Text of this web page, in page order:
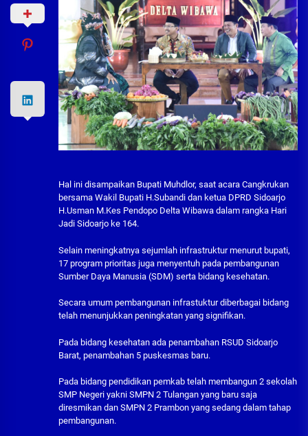
Hal ini disampaikan Bupati Muhdlor, saat acara Cangkrukan
bersama Wakil Bupati H.Subandi dan ketua DPRD Sidoarjo
H.Usman M.Kes Pendopo Delta Wibawa dalam rangka Hari
Jadi Sidoarjo ke 164.
Selain meningkatnya sejumlah infrastruktur menurut bupati,
17 program prioritas juga menyentuh pada pembangunan
Sumber Daya Manusia (SDM) serta bidang kesehatan.
Secara umum pembangunan infrastuktur diberbagai bidang
telah menunjukkan peningkatan yang signifikan.
Pada bidang kesehatan ada penambahan RSUD Sidoarjo
Barat, penambahan 5 puskesmas baru.
Pada bidang pendidikan pemkab telah membangun 2 sekolah
SMP Negeri yakni SMPN 2 Tulangan yang baru saja
diresmikan dan SMPN 2 Prambon yang sedang dalam tahap
pembangunan.